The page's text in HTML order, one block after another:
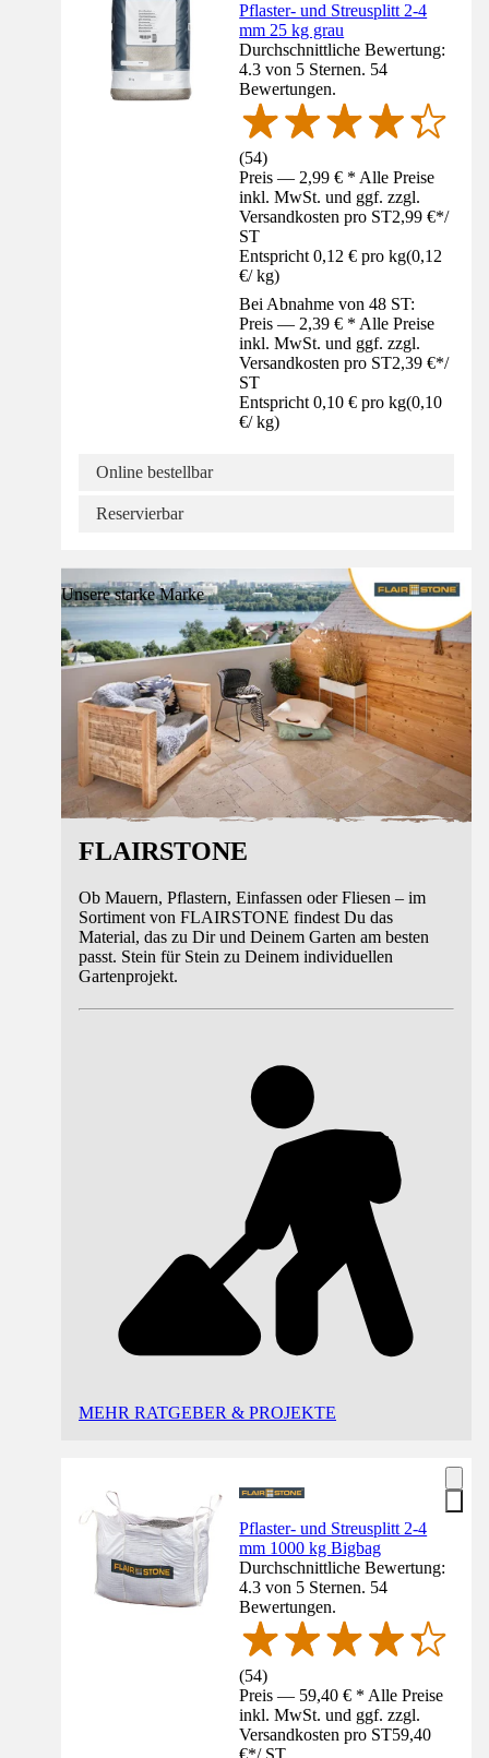
Pflaster- und Streusplitt 2-4
mm 25 kg grau
Durchschnittliche Bewertung:
4.3 von 5 Sternen. 54
Bewertungen.
(54)
Preis — 2,99 € * Alle Preise
inkl. MwSt. und ggf. zzgl.
Versandkosten pro ST2,99 €*/
ST
Entspricht 0,12 € pro kg(0,12
€/ kg)
Bei Abnahme von 48 ST:
Preis — 2,39 € * Alle Preise
inkl. MwSt. und ggf. zzgl.
Versandkosten pro ST2,39 €*/
ST
Entspricht 0,10 € pro kg(0,10
€/ kg)
Online bestellbar
Reservierbar
Unsere starke Marke
FLAIRSTONE
Ob Mauern, Pflastern, Einfassen oder Fliesen – im
Sortiment von FLAIRSTONE findest Du das
Material, das zu Dir und Deinem Garten am besten
passt. Stein für Stein zu Deinem individuellen
Gartenprojekt.
MEHR RATGEBER & PROJEKTE
Pflaster- und Streusplitt 2-4
mm 1000 kg Bigbag
Durchschnittliche Bewertung:
4.3 von 5 Sternen. 54
Bewertungen.
(54)
Preis — 59,40 € * Alle Preise
inkl. MwSt. und ggf. zzgl.
Versandkosten pro ST59,40
€*/ ST